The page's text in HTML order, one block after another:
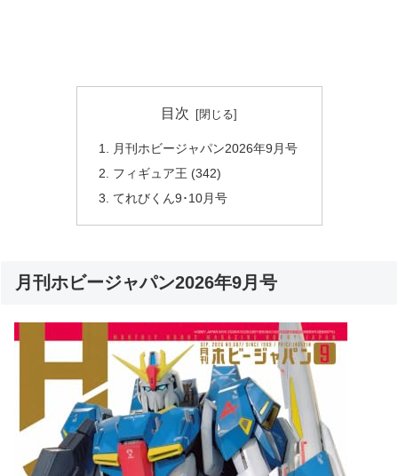
目次
月刊ホビージャパン2026年9月号
フィギュア王 (342)
てれびくん9･10月号
月刊ホビージャパン2026年9月号